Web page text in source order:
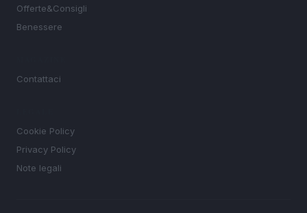
Offerte&Consigli
Benessere
Contattaci
Cookie Policy
Privacy Policy
Note legali